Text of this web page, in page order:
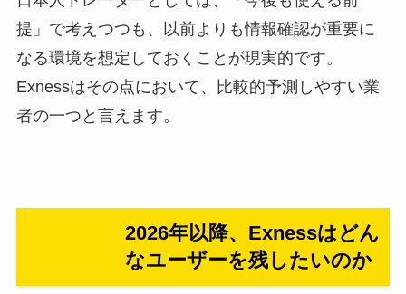
提」で考えつつも、以前よりも情報確認が重要に
なる環境を想定しておくことが現実的です。
Exnessはその点において、比較的予測しやすい業
者の一つと言えます。
2026年以降、Exnessはどん
なユーザーを残したいのか